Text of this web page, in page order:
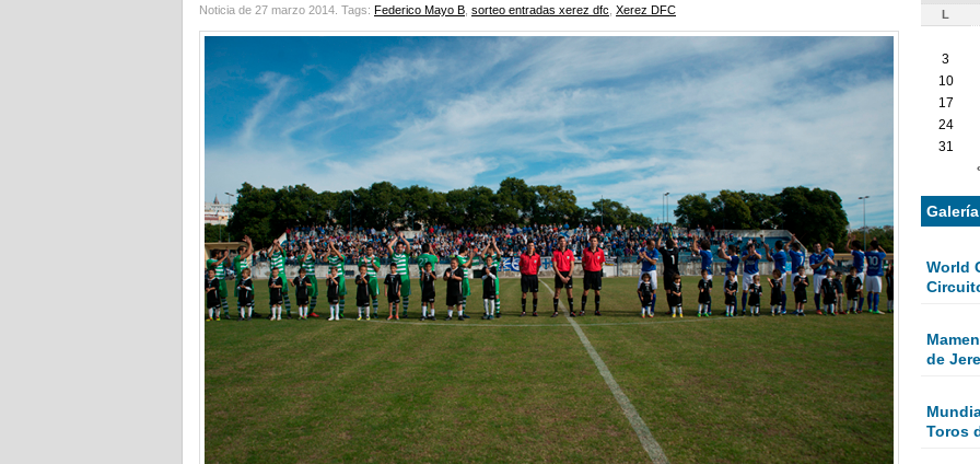
Noticia de 27 marzo 2014. Tags: Federico Mayo B sorteo entradas xerez dfc Xerez DFC
L
3
10
17
24
31
World
de
Toros